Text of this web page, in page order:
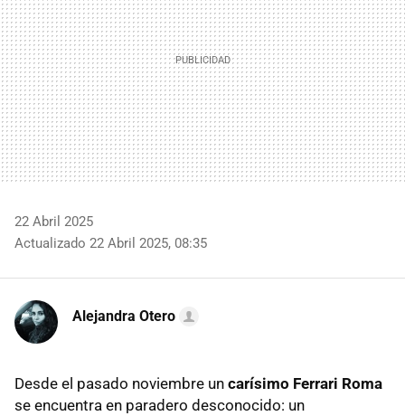
22 Abril 2025
Actualizado 22 Abril 2025, 08:35
Alejandra Otero
Desde el pasado noviembre un carísimo Ferrari Roma
se encuentra en paradero desconocido: un